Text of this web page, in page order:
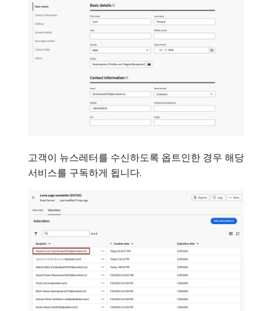
고객이 뉴스레터를 수신하도록 옵트인한 경우 해당
서비스를 구독하게 됩니다.